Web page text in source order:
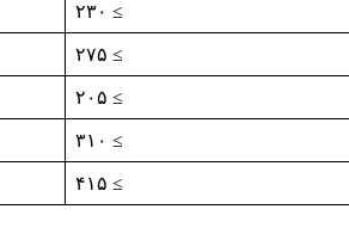
≥ ۲۳۰
≥ ۲۷۵
≥ ۲۰۵
≥ ۳۱۰
≥ ۴۱۵